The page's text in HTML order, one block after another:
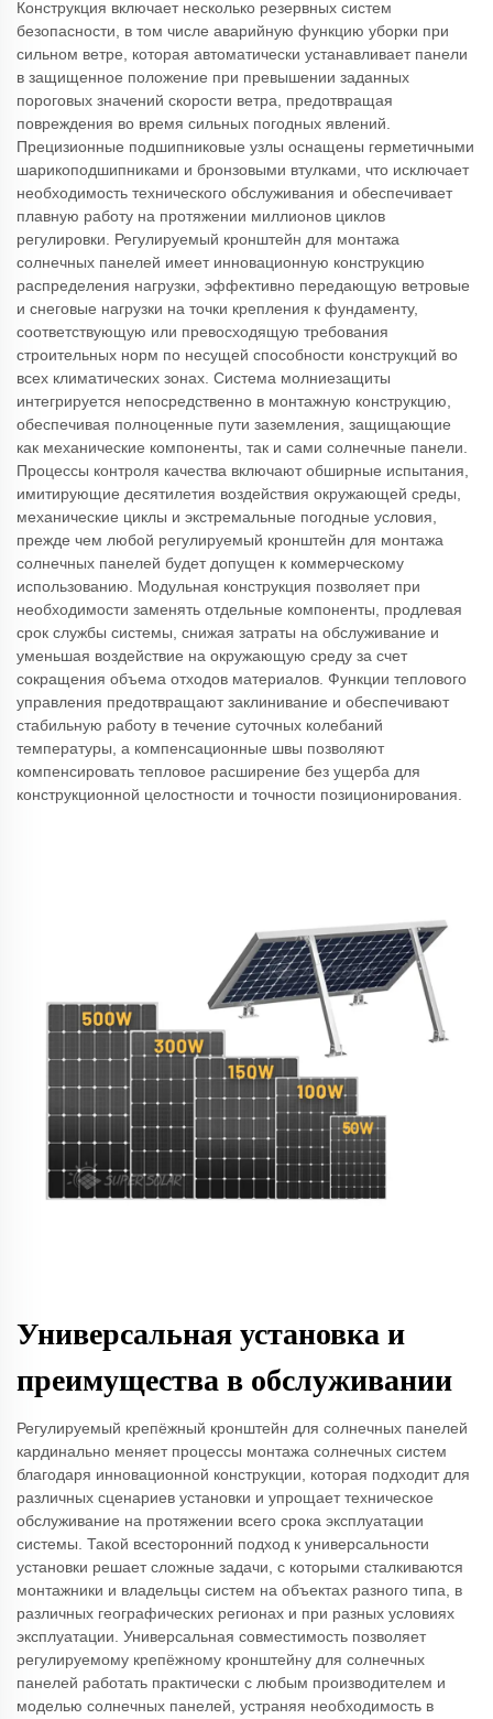
Конструкция включает несколько резервных систем
безопасности, в том числе аварийную функцию уборки при
сильном ветре, которая автоматически устанавливает панели
в защищенное положение при превышении заданных
пороговых значений скорости ветра, предотвращая
повреждения во время сильных погодных явлений.
Прецизионные подшипниковые узлы оснащены герметичными
шарикоподшипниками и бронзовыми втулками, что исключает
необходимость технического обслуживания и обеспечивает
плавную работу на протяжении миллионов циклов
регулировки. Регулируемый кронштейн для монтажа
солнечных панелей имеет инновационную конструкцию
распределения нагрузки, эффективно передающую ветровые
и снеговые нагрузки на точки крепления к фундаменту,
соответствующую или превосходящую требования
строительных норм по несущей способности конструкций во
всех климатических зонах. Система молниезащиты
интегрируется непосредственно в монтажную конструкцию,
обеспечивая полноценные пути заземления, защищающие
как механические компоненты, так и сами солнечные панели.
Процессы контроля качества включают обширные испытания,
имитирующие десятилетия воздействия окружающей среды,
механические циклы и экстремальные погодные условия,
прежде чем любой регулируемый кронштейн для монтажа
солнечных панелей будет допущен к коммерческому
использованию. Модульная конструкция позволяет при
необходимости заменять отдельные компоненты, продлевая
срок службы системы, снижая затраты на обслуживание и
уменьшая воздействие на окружающую среду за счет
сокращения объема отходов материалов. Функции теплового
управления предотвращают заклинивание и обеспечивают
стабильную работу в течение суточных колебаний
температуры, а компенсационные швы позволяют
компенсировать тепловое расширение без ущерба для
конструкционной целостности и точности позиционирования.
Универсальная установка и
преимущества в обслуживании
Регулируемый крепёжный кронштейн для солнечных панелей
кардинально меняет процессы монтажа солнечных систем
благодаря инновационной конструкции, которая подходит для
различных сценариев установки и упрощает техническое
обслуживание на протяжении всего срока эксплуатации
системы. Такой всесторонний подход к универсальности
установки решает сложные задачи, с которыми сталкиваются
монтажники и владельцы систем на объектах разного типа, в
различных географических регионах и при разных условиях
эксплуатации. Универсальная совместимость позволяет
регулируемому крепёжному кронштейну для солнечных
панелей работать практически с любым производителем и
моделью солнечных панелей, устраняя необходимость в